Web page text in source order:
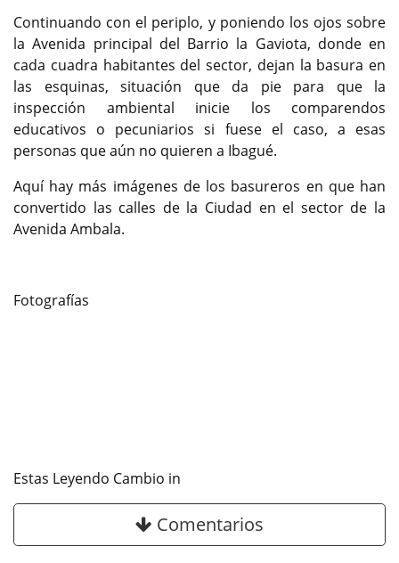
Continuando con el periplo, y poniendo los ojos sobre
la Avenida principal del Barrio la Gaviota, donde en
cada cuadra habitantes del sector, dejan la basura en
las esquinas, situación que da pie para que la
inspección ambiental inicie los comparendos
educativos o pecuniarios si fuese el caso, a esas
personas que aún no quieren a Ibagué.
Aquí hay más imágenes de los basureros en que han
convertido las calles de la Ciudad en el sector de la
Avenida Ambala.
Fotografías
Estas Leyendo Cambio in
Comentarios